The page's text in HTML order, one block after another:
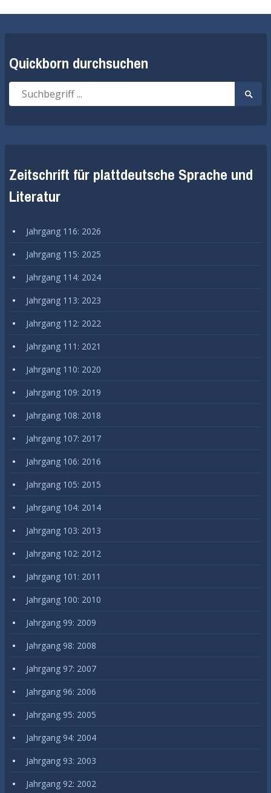
Quickborn durchsuchen
Suche
nach:
Suche
Zeitschrift für plattdeutsche Sprache und
Literatur
Jahrgang 116: 2026
Jahrgang 115: 2025
Jahrgang 114: 2024
Jahrgang 113: 2023
Jahrgang 112: 2022
Jahrgang 111: 2021
Jahrgang 110: 2020
Jahrgang 109: 2019
Jahrgang 108: 2018
Jahrgang 107: 2017
Jahrgang 106: 2016
Jahrgang 105: 2015
Jahrgang 104: 2014
Jahrgang 103: 2013
Jahrgang 102: 2012
Jahrgang 101: 2011
Jahrgang 100: 2010
Jahrgang 99: 2009
Jahrgang 98: 2008
Jahrgang 97: 2007
Jahrgang 96: 2006
Jahrgang 95: 2005
Jahrgang 94: 2004
Jahrgang 93: 2003
Jahrgang 92: 2002